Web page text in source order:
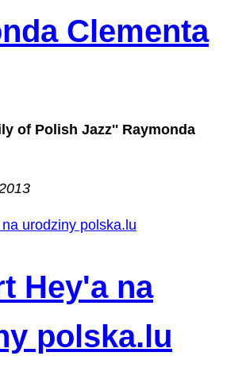
Clementa
of Polish Jazz'' Raymonda
Hey'a na
polska.lu